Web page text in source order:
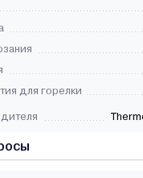
для горелки